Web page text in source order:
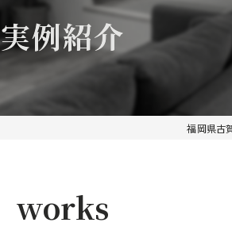
実例紹介
福岡県古
works